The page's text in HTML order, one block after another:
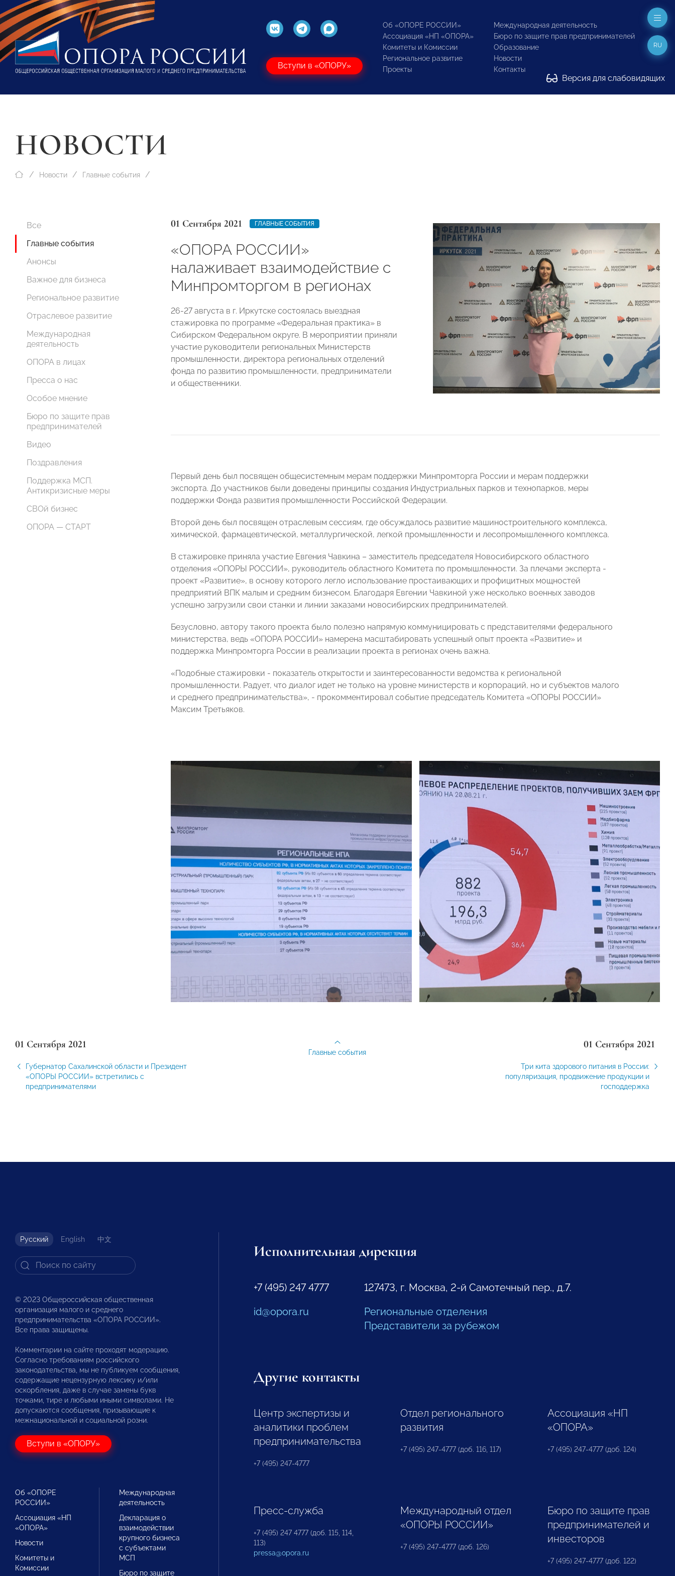
Вступи в «ОПОРУ»
Об «ОПОРЕ РОССИИ»
Ассоциация «НП «ОПОРА»
Комитеты и Комиссии
Региональное развитие
Проекты
Международная деятельность
Бюро по защите прав предпринимателей
Образование
Новости
Контакты
Версия для слабовидящих
RU
НОВОСТИ
Новости Главные события
Все
Главные события
Анонсы
Важное для бизнеса
Региональное развитие
Отраслевое развитие
Международная
деятельность
ОПОРА в лицах
Пресса о нас
Особое мнение
Бюро по защите прав
предпринимателей
Видео
Поздравления
Поддержка МСП.
Антикризисные меры
СВОй бизнес
ОПОРА — СТАРТ
01 Сентября 2021 ГЛАВНЫЕ СОБЫТИЯ
«ОПОРА РОССИИ»
налаживает взаимодействие с
Минпромторгом в регионах
26-27 августа в г. Иркутске состоялась выездная
стажировка по программе «Федеральная практика» в
Сибирском Федеральном округе. В мероприятии приняли
участие руководители региональных Министерств
промышленности, директора региональных отделений
фонда по развитию промышленности, предприниматели
и общественники.
Первый день был посвящен общесистемным мерам поддержки Минпромторга России и мерам поддержки
экспорта. До участников были доведены принципы создания Индустриальных парков и технопарков, меры
поддержки Фонда развития промышленности Российской Федерации.
Второй день был посвящен отраслевым сессиям, где обсуждалось развитие машиностроительного комплекса,
химической, фармацевтической, металлургической, легкой промышленности и лесопромышленного комплекса.
В стажировке приняла участие Евгения Чавкина – заместитель председателя Новосибирского областного
отделения «ОПОРЫ РОССИИ», руководитель областного Комитета по промышленности. За плечами эксперта -
проект «Развитие», в основу которого легло использование простаивающих и профицитных мощностей
предприятий ВПК малым и средним бизнесом. Благодаря Евгении Чавкиной уже несколько военных заводов
успешно загрузили свои станки и линии заказами новосибирских предпринимателей.
Безусловно, автору такого проекта было полезно напрямую коммуницировать с представителями федерального
министерства, ведь «ОПОРА РОССИИ» намерена масштабировать успешный опыт проекта «Развитие» и
поддержка Минпромторга России в реализации проекта в регионах очень важна.
«Подобные стажировки - показатель открытости и заинтересованности ведомства к региональной
промышленности. Радует, что диалог идет не только на уровне министерств и корпораций, но и субъектов малого
и среднего предпринимательства», - прокомментировал событие председатель Комитета «ОПОРЫ РОССИИ»
Максим Третьяков.
01 Сентября 2021
Губернатор Сахалинской области и Президент
«ОПОРЫ РОССИИ» встретились с
предпринимателями
01 Сентября 2021
Три кита здорового питания в России:
популяризация, продвижение продукции и
господдержка
Главные события
Русский English 中文
© 2023 Общероссийская общественная
организация малого и среднего
предпринимательства «ОПОРА РОССИИ».
Все права защищены.
Комментарии на сайте проходят модерацию.
Согласно требованиям российского
законодательства, мы не публикуем сообщения,
содержащие нецензурную лексику и/или
оскорбления, даже в случае замены букв
точками, тире и любыми иными символами. Не
допускаются сообщения, призывающие к
межнациональной и социальной розни.
Вступи в «ОПОРУ»
Об «ОПОРЕ
РОССИИ»
Ассоциация «НП
«ОПОРА»
Новости
Комитеты и
Комиссии
Международная
деятельность
Декларация о
взаимодействии
крупного бизнеса
с субъектами
МСП
Бюро по защите
Исполнительная дирекция
+7 (495) 247 4777
id@opora.ru
127473, г. Москва, 2-й Самотечный пер., д.7.
Региональные отделения
Представители за рубежом
Другие контакты
Центр экспертизы и
аналитики проблем
предпринимательства
+7 (495) 247-4777
Отдел регионального
развития
+7 (495) 247-4777 (доб. 116, 117)
Ассоциация «НП
«ОПОРА»
+7 (495) 247-4777 (доб. 124)
Пресс-служба
+7 (495) 247 4777 (доб. 115, 114,
113)
pressa@opora.ru
Международный отдел
«ОПОРЫ РОССИИ»
+7 (495) 247-4777 (доб. 126)
Бюро по защите прав
предпринимателей и
инвесторов
+7 (495) 247-4777 (доб. 122)